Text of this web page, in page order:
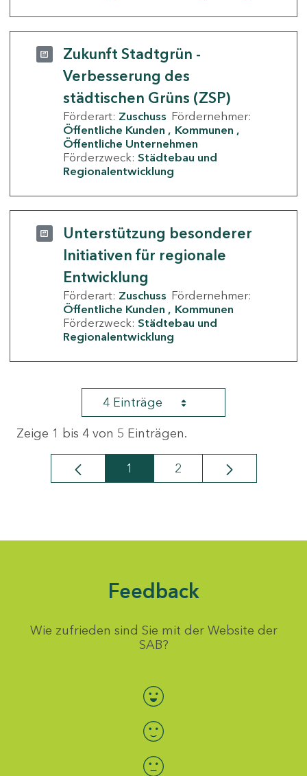
Zukunft Stadtgrün -
Verbesserung des
städtischen Grüns (ZSP)
Förderart: Zuschuss Fördernehmer:
Öffentliche Kunden
Kommunen
Öffentliche Unternehmen
Förderzweck: Städtebau und
Regionalentwicklung
Unterstützung besonderer
Initiativen für regionale
Entwicklung
Förderart: Zuschuss Fördernehmer:
Öffentliche Kunden
Kommunen
Förderzweck: Städtebau und
Regionalentwicklung
4 Einträge
Zeige 1 bis 4 von 5 Einträgen.
Seite
1 Seite
2
Feedback
Wie zufrieden sind Sie mit der Website der
SAB?
Bewertung auswählen